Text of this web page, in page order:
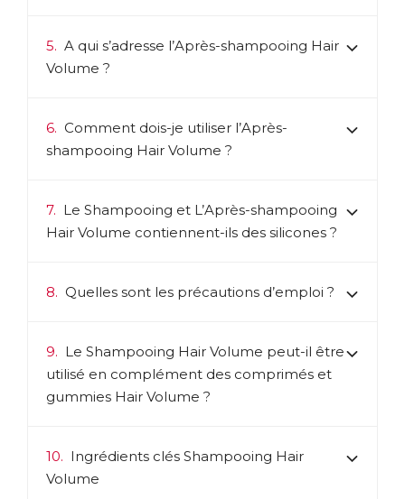
5. A qui s’adresse l’Après-shampooing Hair
Volume ?
6. Comment dois-je utiliser l’Après-
shampooing Hair Volume ?
7. Le Shampooing et L’Après-shampooing
Hair Volume contiennent-ils des silicones ?
8. Quelles sont les précautions d’emploi ?
9. Le Shampooing Hair Volume peut-il être
utilisé en complément des comprimés et
gummies Hair Volume ?
10. Ingrédients clés Shampooing Hair
Volume